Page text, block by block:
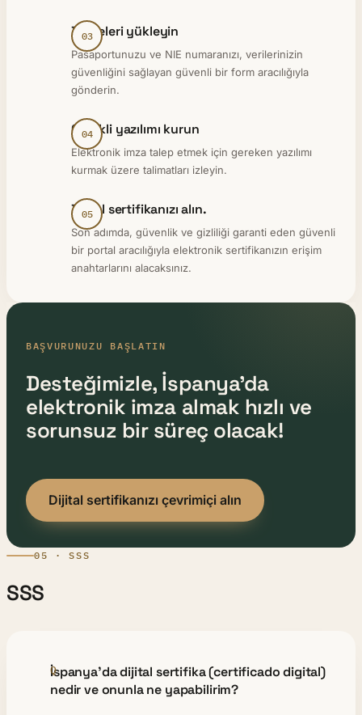
Belgeleri yükleyin
Pasaportunuzu ve NIE numaranızı, verilerinizin
güvenliğini sağlayan güvenli bir form aracılığıyla
gönderin.
Gerekli yazılımı kurun
Elektronik imza talep etmek için gereken yazılımı
kurmak üzere talimatları izleyin.
Dijital sertifikanızı alın.
Son adımda, güvenlik ve gizliliği garanti eden güvenli
bir portal aracılığıyla elektronik sertifikanızın erişim
anahtarlarını alacaksınız.
BAŞVURUNUZU BAŞLATIN
Desteğimizle, İspanya'da
elektronik imza almak hızlı ve
sorunsuz bir süreç olacak!
Dijital sertifikanızı çevrimiçi alın
05 · SSS
SSS
İspanya'da dijital sertifika (certificado digital)
nedir ve onunla ne yapabilirim?